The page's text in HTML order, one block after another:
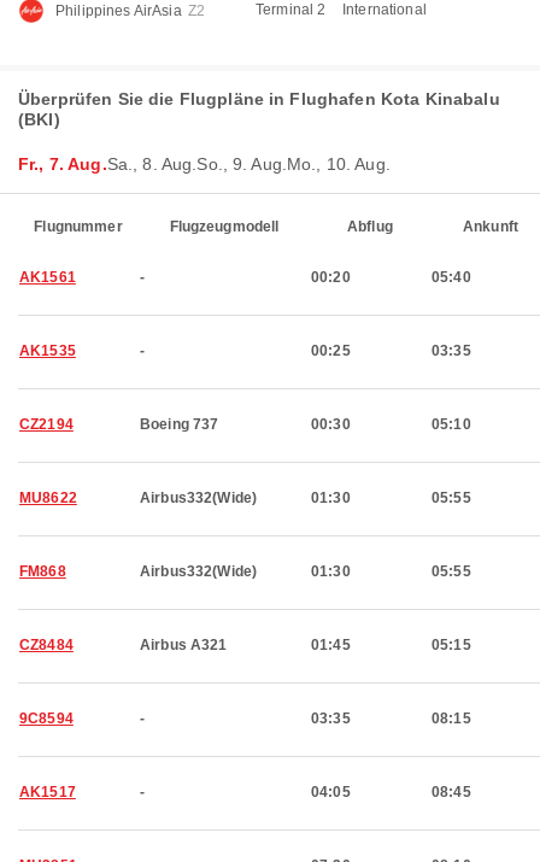
Philippines AirAsia Z2 Terminal 2 International
Überprüfen Sie die Flugpläne in Flughafen Kota Kinabalu
(BKI)
Fr., 7. Aug.Sa., 8. Aug. So., 9. Aug. Mo., 10. Aug.
Flugnummer Flugzeugmodell Abflug Ankunft
AK1561 - 00:20 05:40
AK1535 - 00:25 03:35
CZ2194 Boeing 737 00:30 05:10
MU8622 Airbus332(Wide) 01:30 05:55
FM868 Airbus332(Wide) 01:30 05:55
CZ8484 Airbus A321 01:45 05:15
9C8594 - 03:35 08:15
AK1517 - 04:05 08:45